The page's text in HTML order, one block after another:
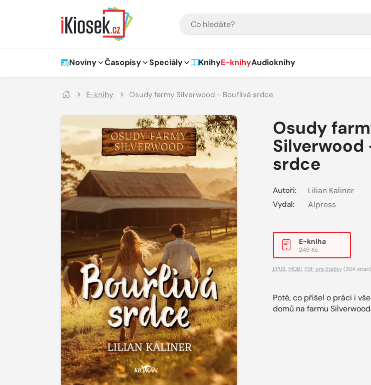
Hlavní navigace
Noviny Časopisy Speciály KnihyE-knihyAudioknihy
E-knihy Osudy farmy Silverwood - Bouřlivá srdce
Osudy
Silverwood
srdce
Autoři: Lilian Kaliner
Vydal: Alpress
E-kniha
249 Kč
EPUB MOBI PDF pro čtečky(304 stran)
Poté, co přišel o práci i
domů na farmu